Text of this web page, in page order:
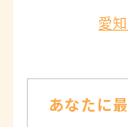
愛
あなたに